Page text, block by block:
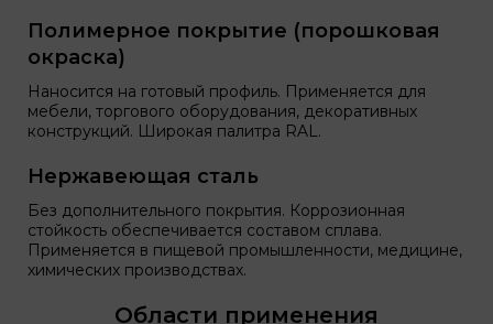
Полимерное покрытие (порошковая
окраска)
Наносится на готовый профиль. Применяется для
мебели, торгового оборудования, декоративных
конструкций. Широкая палитра RAL.
Нержавеющая сталь
Без дополнительного покрытия. Коррозионная
стойкость обеспечивается составом сплава.
Применяется в пищевой промышленности, медицине,
химических производствах.
Области применения